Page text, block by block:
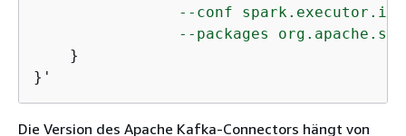
--conf
--packages
    }
}'
Die Version des Apache Kafka-Connectors hängt von